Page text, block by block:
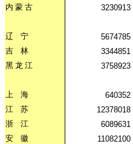
内 蒙 古 3230913
辽 宁 5674785
吉
林 3344851
黑 龙 江 3758923
上 海 640352
江
苏 12378018
浙
江 6089631
安
徽 11082100